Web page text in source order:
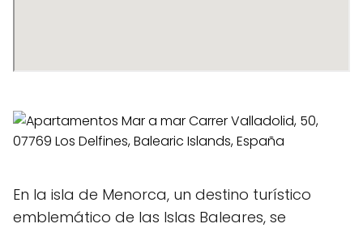
En la isla de Menorca, un destino turístico
emblemático de las Islas Baleares, se